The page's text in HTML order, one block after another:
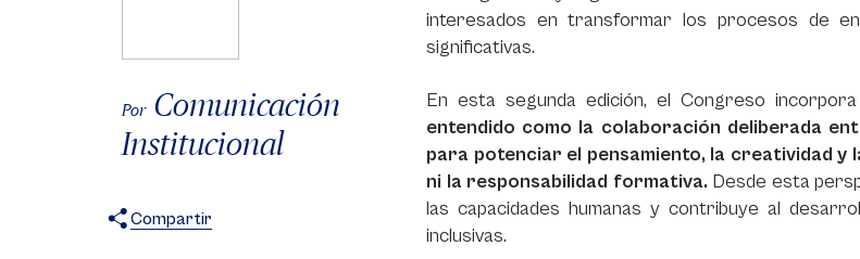
Por Comunicación
Institucional
Compartir
interesados en transformar los procesos de
significativas.
En esta segunda edición, el Congreso
entendido como la colaboración deliberada
para potenciar el pensamiento, la creatividad y
ni la responsabilidad formativa. Desde esta
las capacidades humanas y contribuye al
inclusivas.